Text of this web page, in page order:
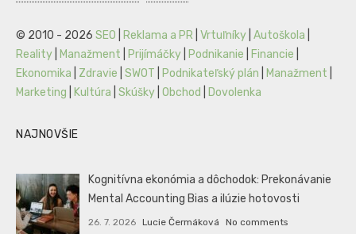
© 2010 - 2026 SEO Reklama a PR Vrtuľníky Autoškola
Reality
Manažment Prijímáčky Podnikanie Financie
Ekonomika
Zdravie SWOT Podnikateľský plán Manažment
Marketing
Kultúra Skúšky Obchod Dovolenka
NAJNOVŠIE
Kognitívna ekonómia a dôchodok: Prekonávanie
Mental Accounting Bias a ilúzie hotovosti
26. 7. 2026 Lucie Čermáková No comments